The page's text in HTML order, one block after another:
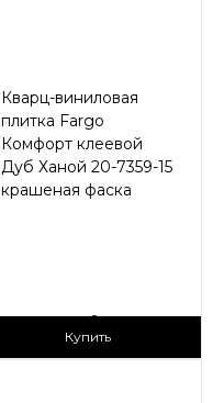
Кварц-виниловая
плитка Fargo
Комфорт клеевой
Дуб Ханой 20-7359-15
крашеная фаска
2
Купить